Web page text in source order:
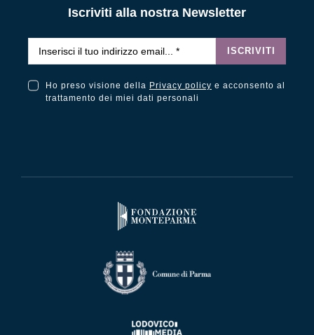
Iscriviti alla nostra Newsletter
ISCRIVITI
Ho preso visione della Privacy policy e acconsento al
trattamento dei miei dati personali